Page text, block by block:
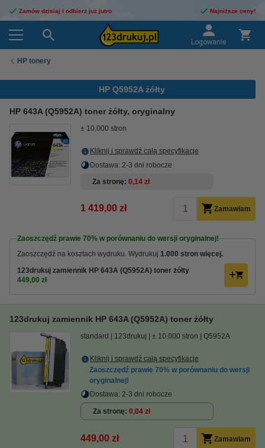
Zamów dzisiaj i odbierz już jutro Najniższe ceny!
Logowanie
HP tonery
HP Q5952A żółty
HP 643A (Q5952A) toner żółty, oryginalny
± 10.000 stron
Kliknij i sprawdź całą specyfikacje
Dostawa: 2-3 dni robocze
Za stronę 0,14 zł
1 419,00 zł Zamawiam
Zaoszczędź prawie 70% w porównaniu do wersji oryginalnej!
Zaoszczędź na kosztach wydruku. Wydrukuj 1.000 stron więcej.
123drukuj zamiennik HP 643A (Q5952A) toner żółty
449,00 zł
123drukuj zamiennik HP 643A (Q5952A) toner żółty
standard 123drukuj ± 10.000 stron Q5952A
Kliknij i sprawdź całą specyfikacje
Zaoszczędź prawie 70% w porównaniu do wersji
oryginalnej!
Dostawa: 2-3 dni robocze
Za stronę 0,04 zł
449,00 zł Zamawiam